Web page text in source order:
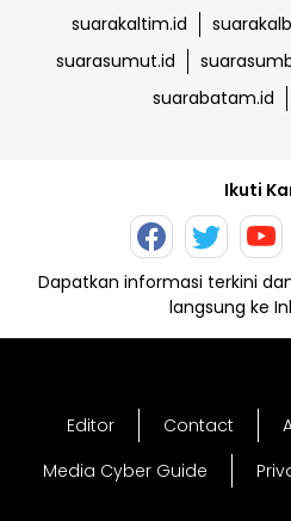
suarakaltim.id
suarasumut.id
suarabatam.id
Ikuti
Dapatkan informasi terkini
langsung ke
Editor Contact
Media Cyber Guide